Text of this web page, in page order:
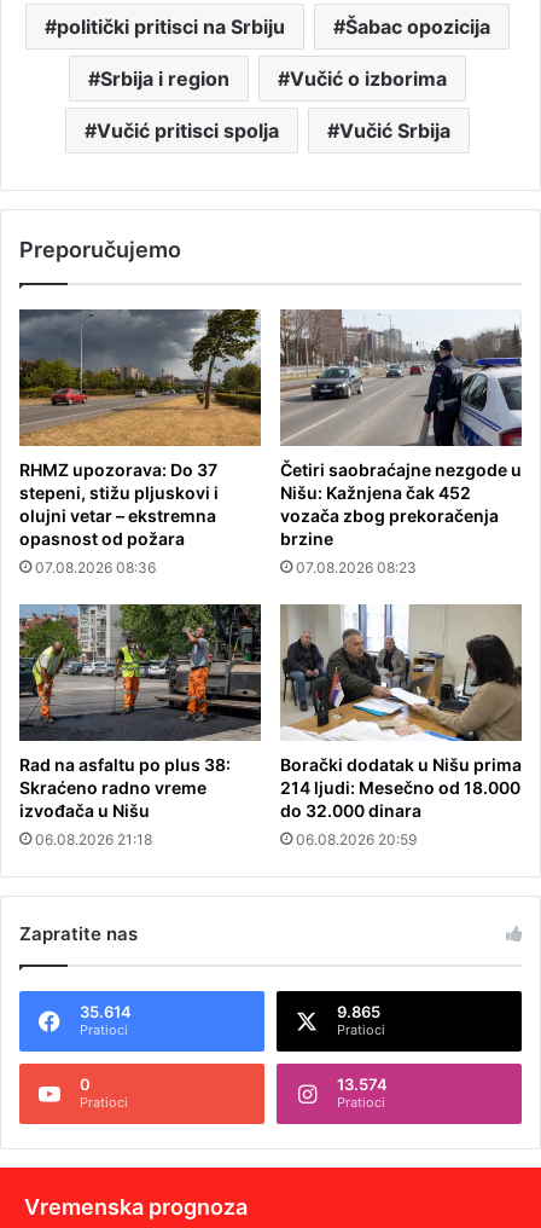
politički pritisci na Srbiju Šabac opozicija
Srbija i region Vučić o izborima
Vučić pritisci spolja Vučić Srbija
Preporučujemo
RHMZ upozorava: Do 37
stepeni, stižu pljuskovi i
olujni vetar – ekstremna
opasnost od požara
07.08.2026 08:36
Četiri saobraćajne nezgode u
Nišu: Kažnjena čak 452
vozača zbog prekoračenja
brzine
07.08.2026 08:23
Rad na asfaltu po plus 38:
Skraćeno radno vreme
izvođača u Nišu
06.08.2026 21:18
Borački dodatak u Nišu prima
214 ljudi: Mesečno od 18.000
do 32.000 dinara
06.08.2026 20:59
Zapratite nas
35.614
Pratioci
9.865
Pratioci
0
Pratioci
13.574
Pratioci
Vremenska prognoza